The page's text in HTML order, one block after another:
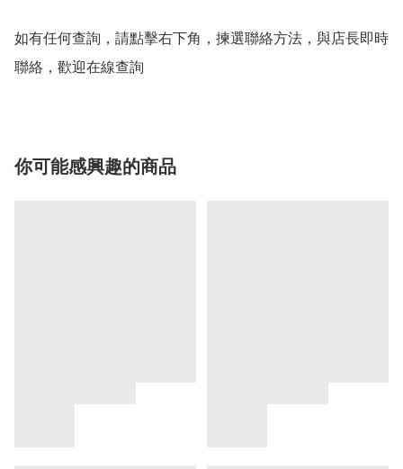
如有任何查詢，請點擊右下角，揀選聯絡方法，與店長即時
聯絡，歡迎在線查詢
你可能感興趣的商品